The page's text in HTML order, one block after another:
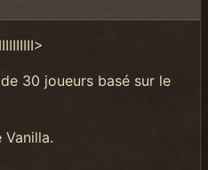
30 joueurs basé sur le